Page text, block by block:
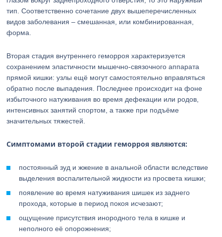
тип. Соответственно сочетание двух вышеперечисленных
видов заболевания – смешанная, или комбинированная,
форма.
Вторая стадия внутреннего геморроя характеризуется
сохранением эластичности мышечно-связочного аппарата
прямой кишки: узлы ещё могут самостоятельно вправляться
обратно после выпадения. Последнее происходит на фоне
избыточного натуживания во время дефекации или родов,
интенсивных занятий спортом, а также при подъёме
значительных тяжестей.
Симптомами второй стадии геморроя являются:
постоянный зуд и жжение в анальной области вследствие
выделения воспалительной жидкости из просвета кишки;
появление во время натуживания шишек из заднего
прохода, которые в период покоя исчезают;
ощущение присутствия инородного тела в кишке и
неполного её опорожнения;